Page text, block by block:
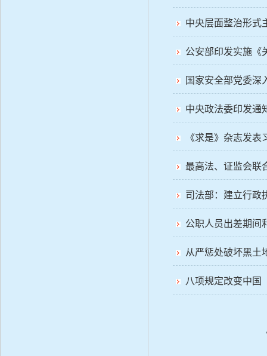
中央层面整治形式
公安部印发实施《
国家安全部党委深
中央政法委印发通
《求是》杂志发
最高法、证监会联
司法部：建立行政
公职人员出差期间
从严惩处破坏黑土
八项规定改变中国